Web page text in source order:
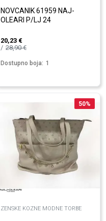
NOVCANIK 61959 NAJ-
OLEARI P/LJ 24
20,23 €
28,90€
Dostupno boja: 1
50%
ZENSKE KOZNE MODNE TORBE